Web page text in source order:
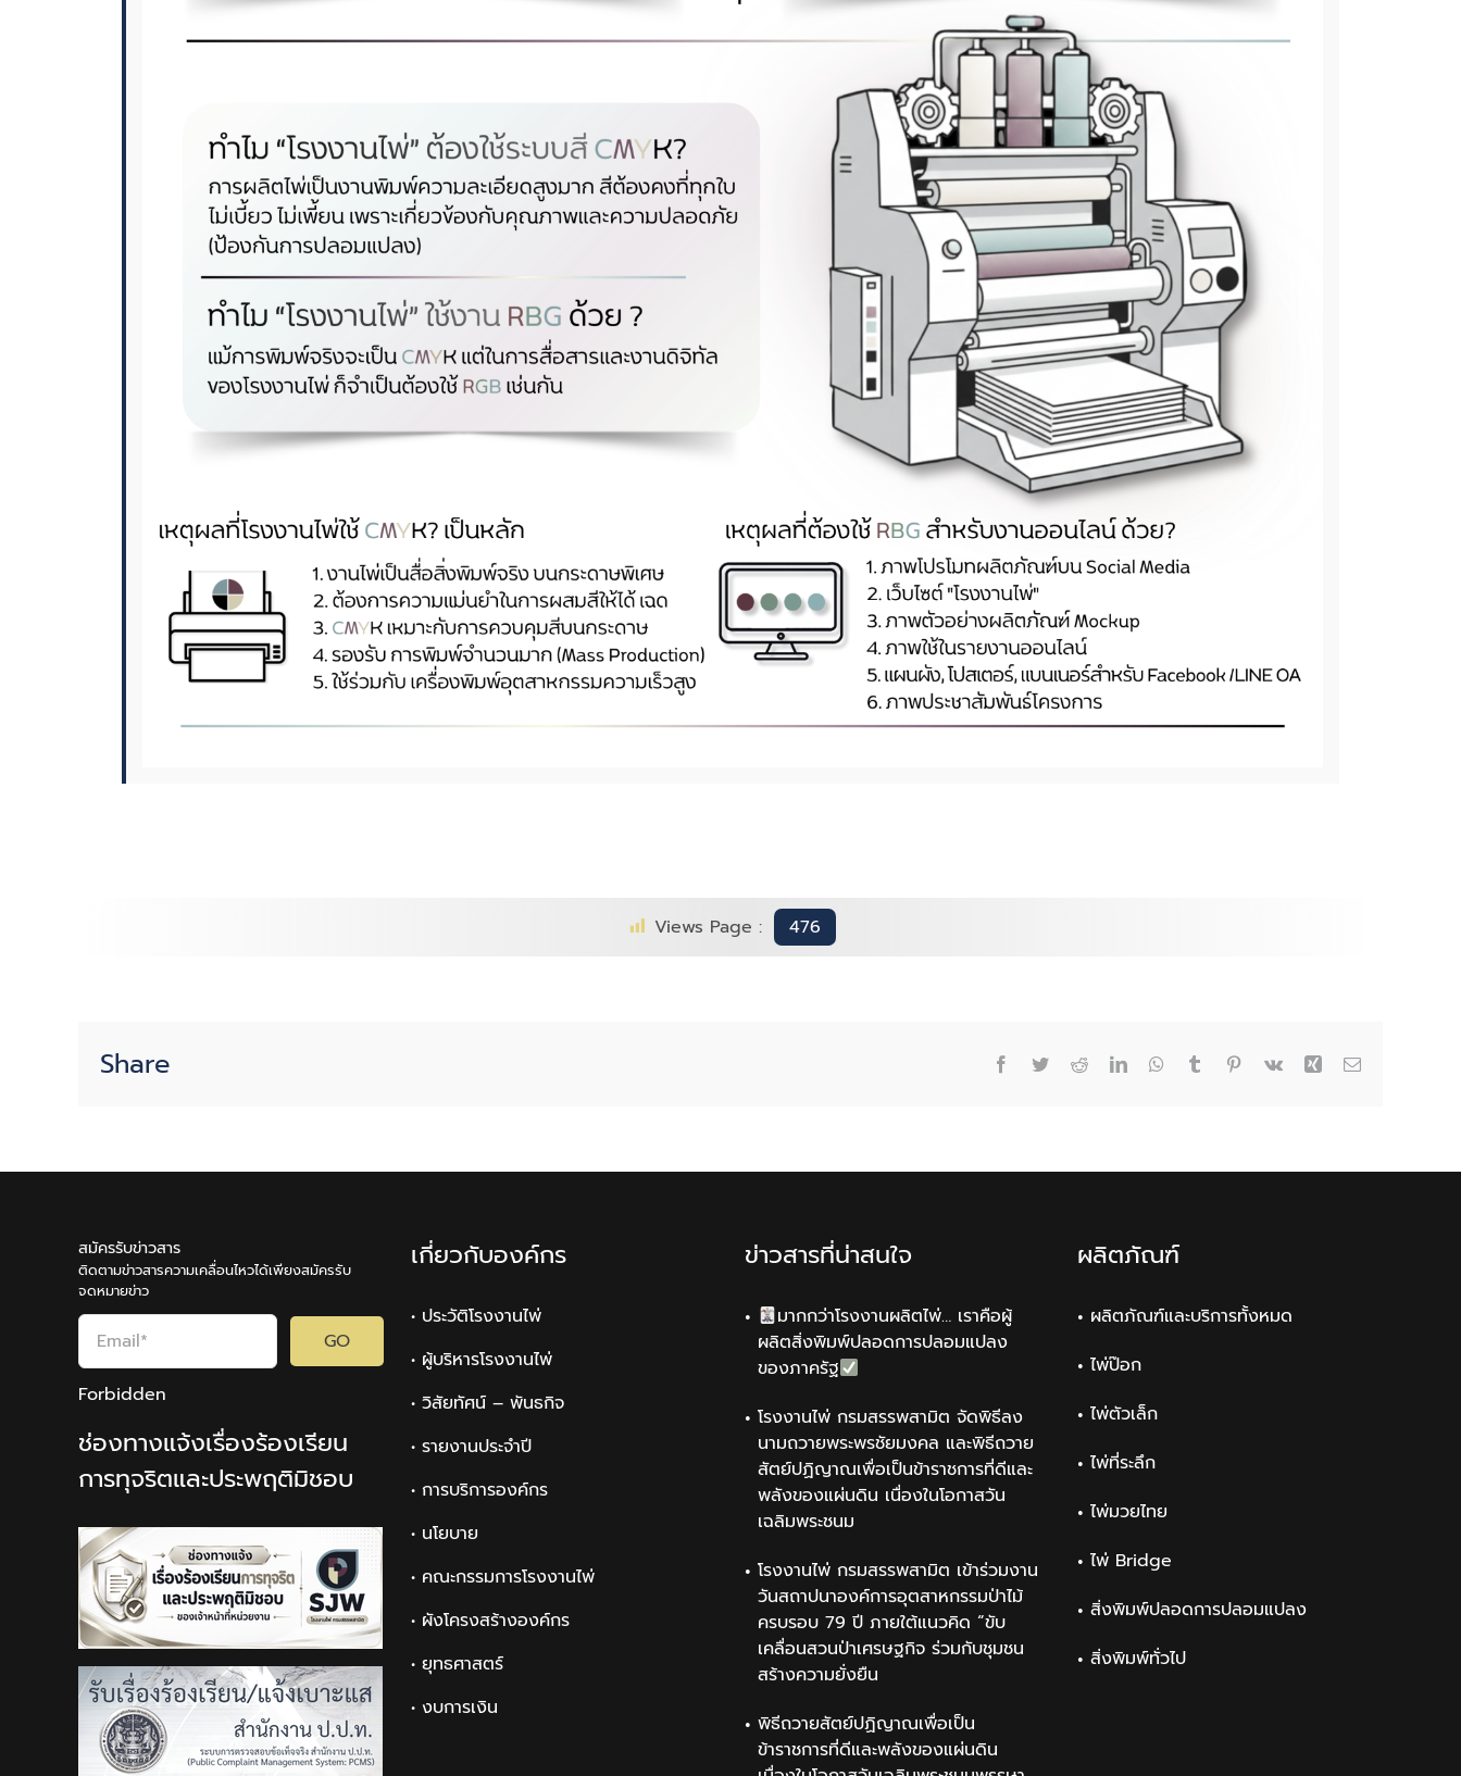
Views Page : 476
Share Facebook
TwitterRedditLinkedInWhatsApp
Tumblr Pinterest
Vk Xing Email
สมัครรับข่าวสาร
ติดตามข่าวสารความเคลื่อนไหวได้เพียงสมัครรับ
จดหมายข่าว
GO
Forbidden
ช่องทางแจ้งเรื่องร้องเรียน
การทุจริตและประพฤติมิชอบ
เกี่ยวกับองค์กร
• ประวัติโรงงานไพ่
• ผู้บริหารโรงงานไพ่
• วิสัยทัศน์ – พันธกิจ
• รายงานประจำปี
• การบริการองค์กร
• นโยบาย
• คณะกรรมการโรงงานไพ่
• ผังโครงสร้างองค์กร
• ยุทธศาสตร์
• งบการเงิน
ข่าวสารที่น่าสนใจ
มากกว่าโรงงานผลิตไพ่… เราคือผู้
ผลิตสิ่งพิมพ์ปลอดการปลอมแปลง
ของภาครัฐ
โรงงานไพ่ กรมสรรพสามิต จัดพิธีลง
นามถวายพระพรชัยมงคล และพิธีถวาย
สัตย์ปฏิญาณเพื่อเป็นข้าราชการที่ดีและ
พลังของแผ่นดิน เนื่องในโอกาสวัน
เฉลิมพระชนม
โรงงานไพ่ กรมสรรพสามิต เข้าร่วมงาน
วันสถาปนาองค์การอุตสาหกรรมป่าไม้
ครบรอบ 79 ปี ภายใต้แนวคิด “ขับ
เคลื่อนสวนป่าเศรษฐกิจ ร่วมกับชุมชน
สร้างความยั่งยืน
พิธีถวายสัตย์ปฏิญาณเพื่อเป็น
ข้าราชการที่ดีและพลังของแผ่นดิน
ผลิตภัณฑ์
ผลิตภัณฑ์และบริการทั้งหมด
ไพ่ป๊อก
ไพ่ตัวเล็ก
ไพ่ที่ระลึก
ไพ่มวยไทย
ไพ่ Bridge
สิ่งพิมพ์ปลอดการปลอมแปลง
สิ่งพิมพ์ทั่วไป